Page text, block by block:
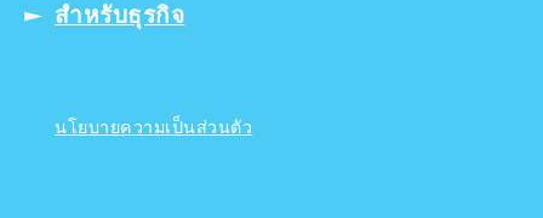
สำหรับธุรกิจ
นโยบายความเป็นส่วนตัว